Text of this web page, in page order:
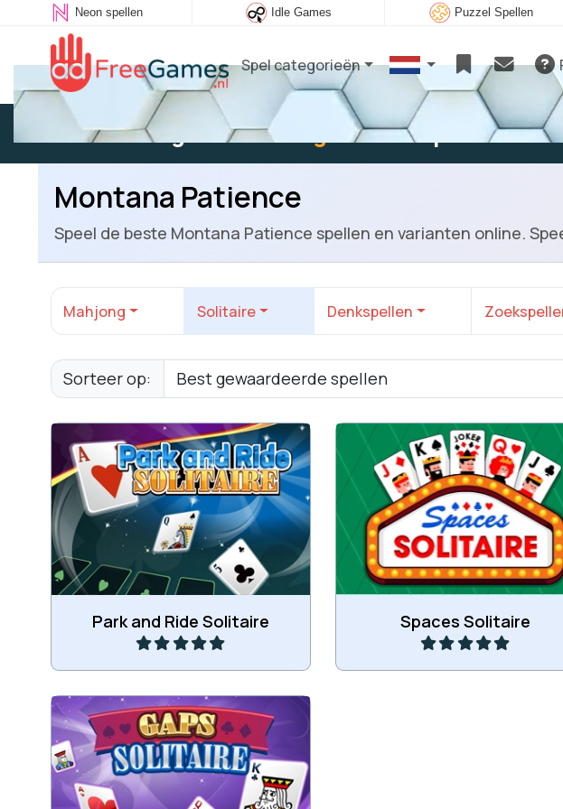
Neon spellen Idle Games Puzzel Spellen
Spel categorieën
Bestaande gebruiker: Log inom te spelen
Montana Patience
Speel de beste Montana Patience spellen en varianten online.
Mahjong Solitaire Denkspellen
Sorteer op:
Park and Ride Solitaire
Leg alle kaarten op volgorde en
soort van 2 naar Koning.
Speel Spaces Solitaire
Maak rijen van kaarten van Aas
naar Koning.
Speel
Leg alle kaarten op volgorde en
kleur van 2 naar Koning.